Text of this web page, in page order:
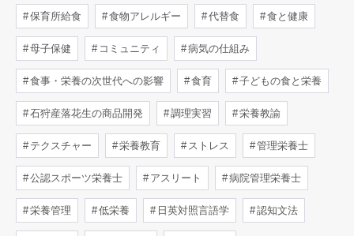
保育所給食 食物アレルギー 代替食 食と健康
母子保健 コミュニティ 病気の仕組み
食事・栄養の次世代への影響 食育 子どもの食と栄養
石狩産落花生の商品開発 調理実習 栄養教諭
テクスチャー 栄養教育 ストレス 管理栄養士
公認スポーツ栄養士 アスリート 病院管理栄養士
栄養管理 低栄養 日英対照言語学 認知文法